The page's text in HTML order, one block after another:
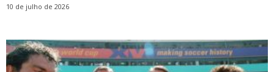
10 de julho de 2026